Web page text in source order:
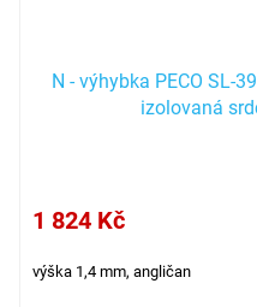
N - výhybka PECO SL-
izolovaná
1 824 Kč
výška 1,4 mm, angličan